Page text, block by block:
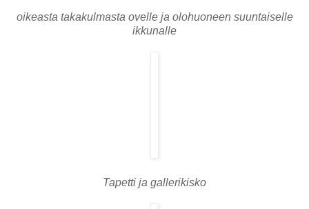
oikeasta takakulmasta ovelle ja olohuoneen suuntaiselle
ikkunalle
Tapetti ja gallerikisko